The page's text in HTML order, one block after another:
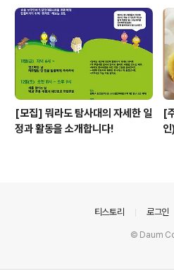
[모집] 뭐라도 탐사대의 자세한 일
정과 활동을 소개합니다!
[
티스토리 로그인
© Daum